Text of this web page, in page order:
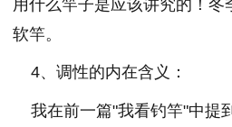
用什么竿子是应该讲究的！冬
软竿。
4、调性的内在含义：
我在前一篇"我看钓竿"中提